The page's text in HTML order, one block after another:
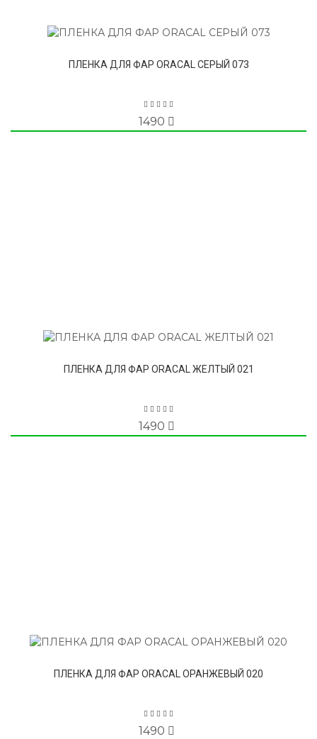
ПЛЕНКА ДЛЯ ФАР ORACAL СЕРЫЙ 073
1490
ПЛЕНКА ДЛЯ ФАР ORACAL ЖЕЛТЫЙ 021
1490
ПЛЕНКА ДЛЯ ФАР ORACAL ОРАНЖЕВЫЙ 020
1490